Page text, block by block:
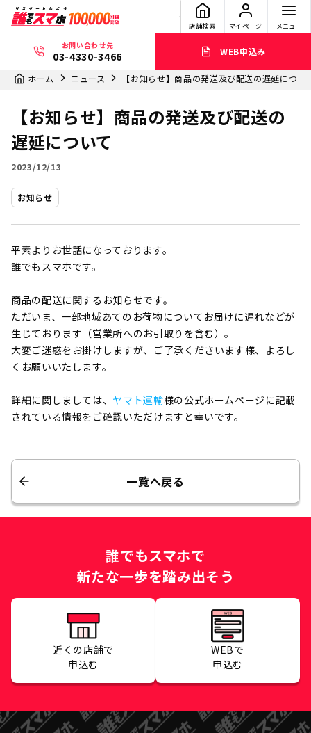
店舗検索 マイページ メニュー
お問い合わせ先
03-4330-3466 WEB申込み
ホーム ニュース 【お知らせ】商品の発送及び配送の遅延につい
【お知らせ】商品の発送及び配送の
遅延について
2023/12/13
お知らせ
平素よりお世話になっております。
誰でもスマホです。
商品の配送に関するお知らせです。
ただいま、一部地域あてのお荷物についてお届けに遅れなどが
生じております（営業所へのお引取りを含む）。
大変ご迷惑をお掛けしますが、ご了承くださいます様、よろし
くお願いいたします。
詳細に関しましては、 ヤマト運輸様の公式ホームページに記載
されている情報をご確認いただけますと幸いです。
一覧へ戻る
誰でもスマホで
新たな一歩を踏み出そう
近くの店舗で
申込む
WEBで
申込む